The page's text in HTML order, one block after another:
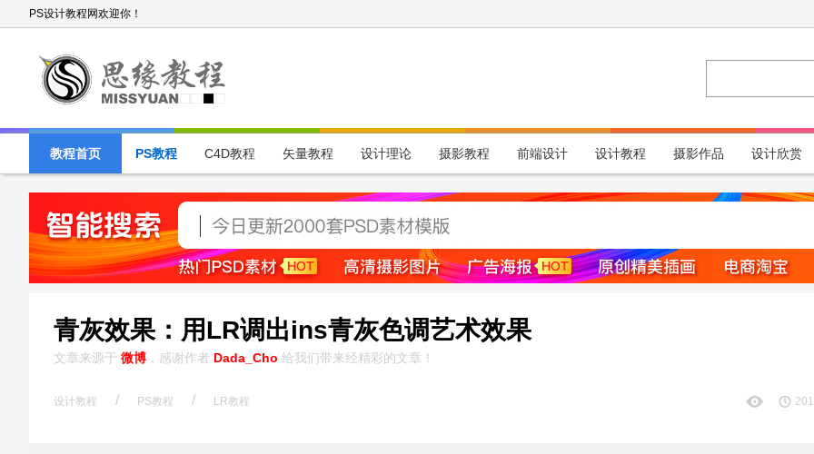
PS设计教程网欢迎你！
教程首页 PS教程 C4D教程 矢量教程 设计理论 摄影教程 前端设计 设计教程 摄影作品 设计欣赏
青灰效果：用LR调出ins青灰色调艺术效果
文章来源于 微博 ，感谢作者 Dada_Cho 给我们带来经精彩的文章！
设计教程 / PS教程 / LR教程